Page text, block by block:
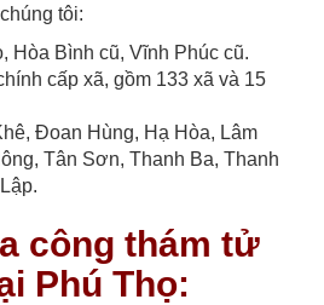
tôi:
Hòa Bình cũ, Vĩnh Phúc cũ.
cấp xã, gồm 133 xã và 15
Đoan Hùng, Hạ Hòa, Lâm
Tân Sơn, Thanh Ba, Thanh
công thám tử
Phú Thọ: